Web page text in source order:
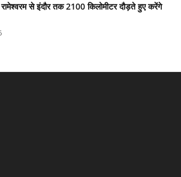
रामेश्वरम से इंदौर तक 2100 किलोमीटर दौड़ते हुए करेंगे